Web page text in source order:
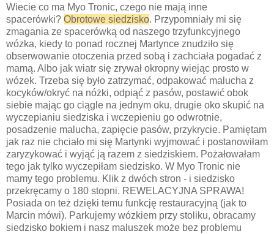
Wiecie co ma Myo Tronic, czego nie mają inne
spacerówki? Obrotowe siedzisko. Przypomniały mi się
zmagania ze spacerówką od naszego trzyfunkcyjnego
wózka, kiedy to ponad rocznej Martynce znudziło się
obserwowanie otoczenia przed sobą i zachciała pogadać z
mamą. Albo jak wiatr się zrywał okropny wiejąc prosto w
wózek. Trzeba się było zatrzymać, odpakować malucha z
kocyków/okryć na nóżki, odpiąć z pasów, postawić obok
siebie mając go ciągle na jednym oku, drugie oko skupić na
wyczepianiu siedziska i wczepieniu go odwrotnie,
posadzenie malucha, zapięcie pasów, przykrycie. Pamiętam
jak raz nie chciało mi się Martynki wyjmować i postanowiłam
zaryzykować i wyjąć ją razem z siedziskiem. Pożałowałam
tego jak tylko wyczepiłam siedzisko. W Myo Tronic nie
mamy tego problemu. Klik z dwóch stron - i siedzisko
przekręcamy o 180 stopni. REWELACYJNA SPRAWA!
Posiada on też dzięki temu funkcję restauracyjną (jak to
Marcin mówi). Parkujemy wózkiem przy stoliku, obracamy
siedzisko bokiem i nasz maluszek może bez problemu